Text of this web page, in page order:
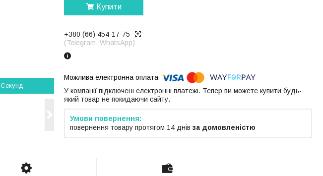
Секунд
Купити
+380 (66) 454-17-75
(Telegram, WhatsApp)
У компанії підключені електронні платежі. Тепер ви можете купити будь-
який товар не покидаючи сайту.
повернення товару протягом 14 днів за домовленістю